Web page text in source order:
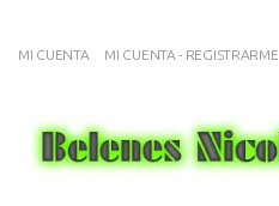
MI CUENTA MI CUENTA - REGISTRARME